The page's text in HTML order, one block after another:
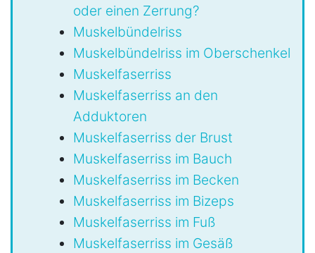
oder einen Zerrung?
Muskelbündelriss
Muskelbündelriss im Oberschenkel
Muskelfaserriss
Muskelfaserriss an den
Adduktoren
Muskelfaserriss der Brust
Muskelfaserriss im Bauch
Muskelfaserriss im Becken
Muskelfaserriss im Bizeps
Muskelfaserriss im Fuß
Muskelfaserriss im Gesäß